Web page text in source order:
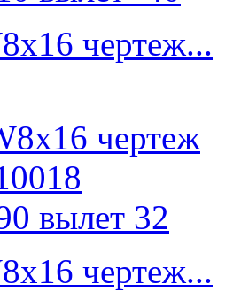
чертеж...
чертеж...